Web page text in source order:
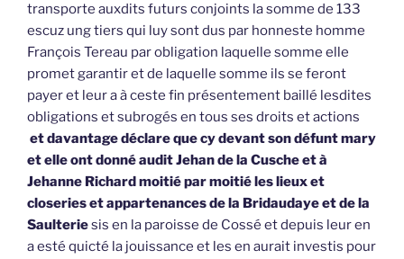
transporte auxdits futurs conjoints la somme de 133
escuz ung tiers qui luy sont dus par honneste homme
François Tereau par obligation laquelle somme elle
promet garantir et de laquelle somme ils se feront
payer et leur a à ceste fin présentement baillé lesdites
obligations et subrogés en tous ses droits et actions
et davantage déclare que cy devant son défunt mary
et elle ont donné audit Jehan de la Cusche et à
Jehanne Richard moitié par moitié les lieux et
closeries et appartenances de la Bridaudaye et de la
Saulteriesis en la paroisse de Cossé et depuis leur en
a esté quicté la jouissance et les en aurait investis pour